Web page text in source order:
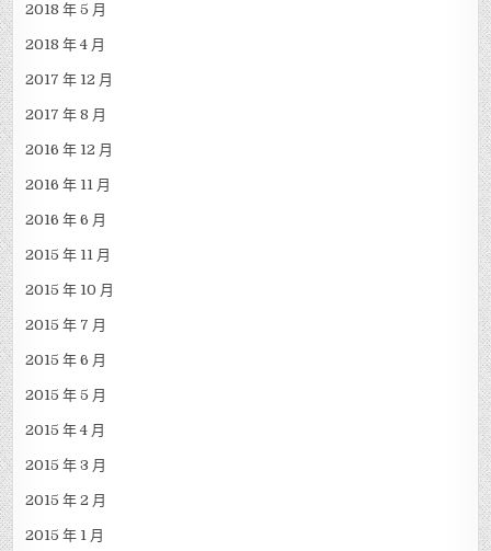
2018 年 5 月
2018 年 4 月
2017 年 12 月
2017 年 8 月
2016 年 12 月
2016 年 11 月
2016 年 6 月
2015 年 11 月
2015 年 10 月
2015 年 7 月
2015 年 6 月
2015 年 5 月
2015 年 4 月
2015 年 3 月
2015 年 2 月
2015 年 1 月